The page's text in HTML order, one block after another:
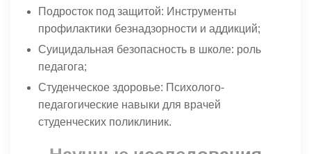
Подросток под защитой: Инструменты
профилактики безнадзорности и аддикций;
Суицидальная безопасность в школе: роль
педагога;
Студенческое здоровье: Психолого-
педагогические навыки для врачей
студенческих поликлиник.